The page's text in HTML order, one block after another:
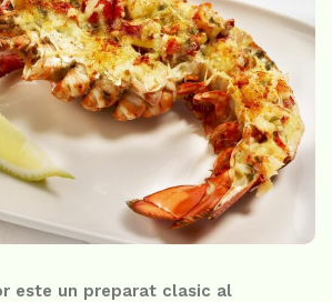
este un preparat clasic al